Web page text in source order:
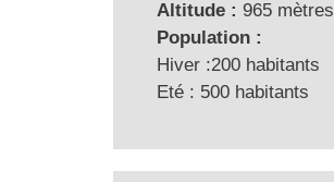
Altitude : 965 mètres
Population :
Hiver :200 habitants
Eté : 500 habitants